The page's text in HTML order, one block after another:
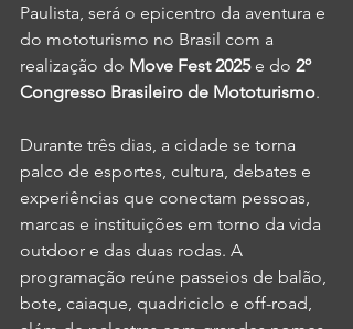
Paulista, será o epicentro da aventura e
do mototurismo no Brasil com a
realização do Move Fest 2025 e do 2º
Congresso Brasileiro de Mototurismo.
Durante três dias, a cidade se torna
palco de esportes, cultura, debates e
experiências que conectam pessoas,
marcas e instituições em torno da vida
outdoor e das duas rodas. A
programação reúne passeios de balão,
bote, caiaque, quadriciclo e off-road,